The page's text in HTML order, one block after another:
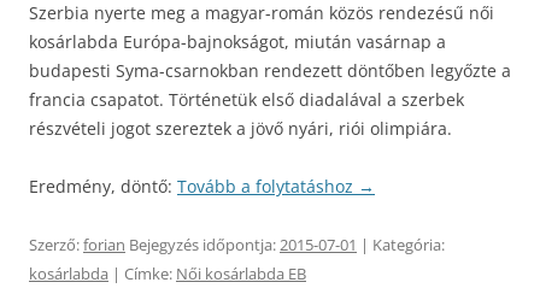
Szerbia nyerte meg a magyar-román közös rendezésű női
kosárlabda Európa-bajnokságot, miután vasárnap a
budapesti Syma-csarnokban rendezett döntőben legyőzte a
francia csapatot. Történetük első diadalával a szerbek
részvételi jogot szereztek a jövő nyári, riói olimpiára.
Eredmény, döntő: Tovább a folytatáshoz →
Szerző:forian Bejegyzés időpontja:2015-07-01 | Kategória:
kosárlabda | Címke: Női kosárlabda EB